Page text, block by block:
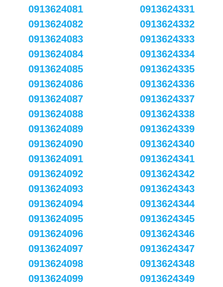
0913624081
0913624082
0913624083
0913624084
0913624085
0913624086
0913624087
0913624088
0913624089
0913624090
0913624091
0913624092
0913624093
0913624094
0913624095
0913624096
0913624097
0913624098
0913624099
0913624331
0913624332
0913624333
0913624334
0913624335
0913624336
0913624337
0913624338
0913624339
0913624340
0913624341
0913624342
0913624343
0913624344
0913624345
0913624346
0913624347
0913624348
0913624349